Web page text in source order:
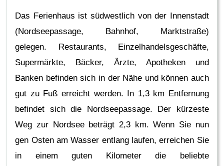
Das Ferienhaus ist südwestlich von der Innenstadt
(Nordseepassage, Bahnhof, Marktstraße)
gelegen. Restaurants, Einzelhandelsgeschäfte,
Supermärkte, Bäcker, Ärzte, Apotheken und
Banken befinden sich in der Nähe und können auch
gut zu Fuß erreicht werden. In 1,3 km Entfernung
befindet sich die Nordseepassage. Der kürzeste
Weg zur Nordsee beträgt 2,3 km. Wenn Sie nun
gen Osten am Wasser entlang laufen, erreichen Sie
in einem guten Kilometer die beliebte